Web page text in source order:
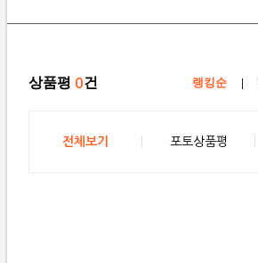
상품평 0건 랭킹순 |
전체보기 포토상품평